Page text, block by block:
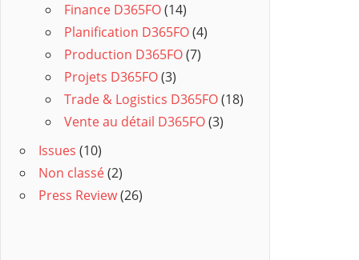
Finance D365FO(14)
Planification D365FO(4)
Production D365FO(7)
Projets D365FO(3)
Trade & Logistics D365FO(18)
Vente au détail D365FO(3)
Issues (10)
Non classé(2)
Press Review(26)